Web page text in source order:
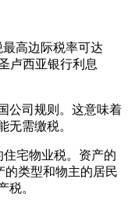
高边际税率可达
卢西亚银行利息
公司规则。这意味着
无需缴税。
宅物业税。资产的
的类型和物主的居民
税。